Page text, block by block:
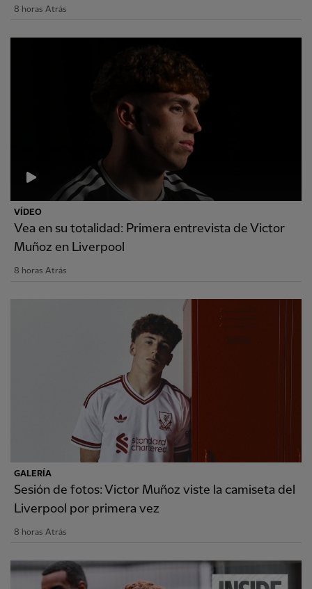
8 horas Atrás
VÍDEO
Vea en su totalidad: Primera entrevista de Victor
Muñoz en Liverpool
8 horas Atrás
GALERÍA
Sesión de fotos: Victor Muñoz viste la camiseta del
Liverpool por primera vez
8 horas Atrás